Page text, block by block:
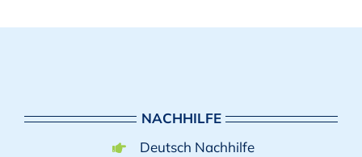
NACHHILFE
Deutsch Nachhilfe